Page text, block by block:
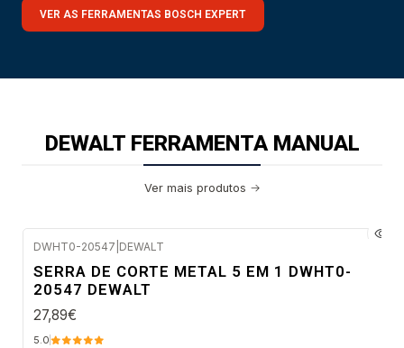
VER AS FERRAMENTAS BOSCH EXPERT
DEWALT FERRAMENTA MANUAL
Ver mais produtos
DWHT0-20547 DEWALT
SERRA DE CORTE METAL 5 EM 1 DWHT0-
20547 DEWALT
27,89€
5.0